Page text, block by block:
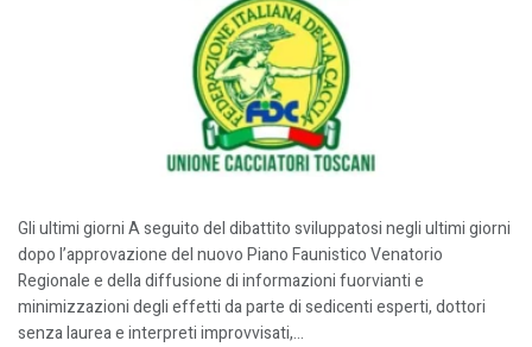
Gli ultimi giorni A seguito del dibattito sviluppatosi negli ultimi giorni
dopo l’approvazione del nuovo Piano Faunistico Venatorio
Regionale e della diffusione di informazioni fuorvianti e
minimizzazioni degli effetti da parte di sedicenti esperti, dottori
senza laurea e interpreti improvvisati,...